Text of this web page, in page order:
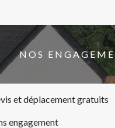
NOS
et déplacement gratuits
engagement